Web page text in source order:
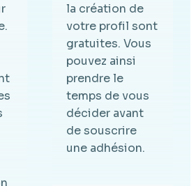
la création de
votre profil sont
gratuites. Vous
pouvez ainsi
prendre le
temps de vous
décider avant
de souscrire
une adhésion.